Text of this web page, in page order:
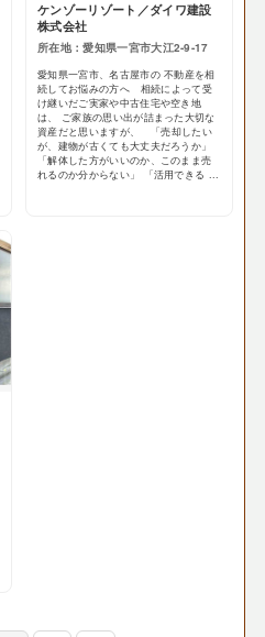
ケンゾーリゾート／ダイワ建設
株式会社
所在地：愛知県一宮市大江2-9-17
愛知県一宮市、名古屋市の 不動産を相
続してお悩みの方へ 相続によって受
け継いだご実家や中古住宅や空き地
は、 ご家族の思い出が詰まった大切な
資産だと思いますが、 「売却したい
が、建物が古くても大丈夫だろうか」
「解体した方がいいのか、このまま売
れるのか分からない」 「活用できる ...